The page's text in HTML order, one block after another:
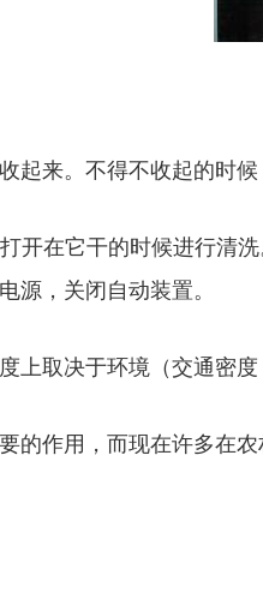
起来。不得不收起的时
开在它干的时候进行清
源，关闭自动装置。
上取决于环境（交通密度
的作用，而现在许多在